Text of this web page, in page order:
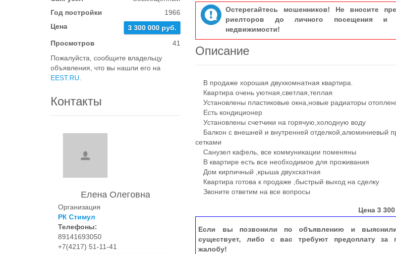
Год постройки
1966
Цена
3 300 000 руб.
Просмотров
41
Пожалуйста, сообщите владельцу
объявления, что вы нашли его на
EEST.RU
Контакты
Елена Олеговна
Организация
РК Стимул
Телефоны:
89141693050
+7(4217) 51-11-41
Остерегайтесь мошенников! Не вносите
риелторов до личного посещения и
недвижимости!
Описание
В продаже хорошая двухкомнатная квартира.
Квартира очень уютная,светлая,теплая
Установлены пластиковые окна,новые радиаторы
Есть кондиционер
Установлены счетчики на горячую,холодную воду
Балкон с внешней и внутренней отделкой,алюминиевый
сетками
Санузел кафель, все коммуникации поменяны
В квартире есть все необходимое для проживания
Дом кирпичный ,крыша двухскатная
Квартира готова к продаже ,быстрый выход на сделку
Звоните ответим на все вопросы
Цена3
Если вы позвонили по объявлению и
существует, либо с вас требуют предоплату за
жалобу!